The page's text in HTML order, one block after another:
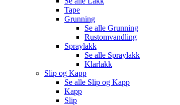
Tape
Grunning
Se alle Grunning
Rustomvandling
Spraylakk
Se alle Spraylakk
Klarlakk
Slip og Kapp
Se alle Slip og Kapp
Kapp
Slip